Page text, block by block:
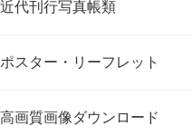
近代刊行写真帳類
ポスター・リーフレット
高画質画像ダウンロード